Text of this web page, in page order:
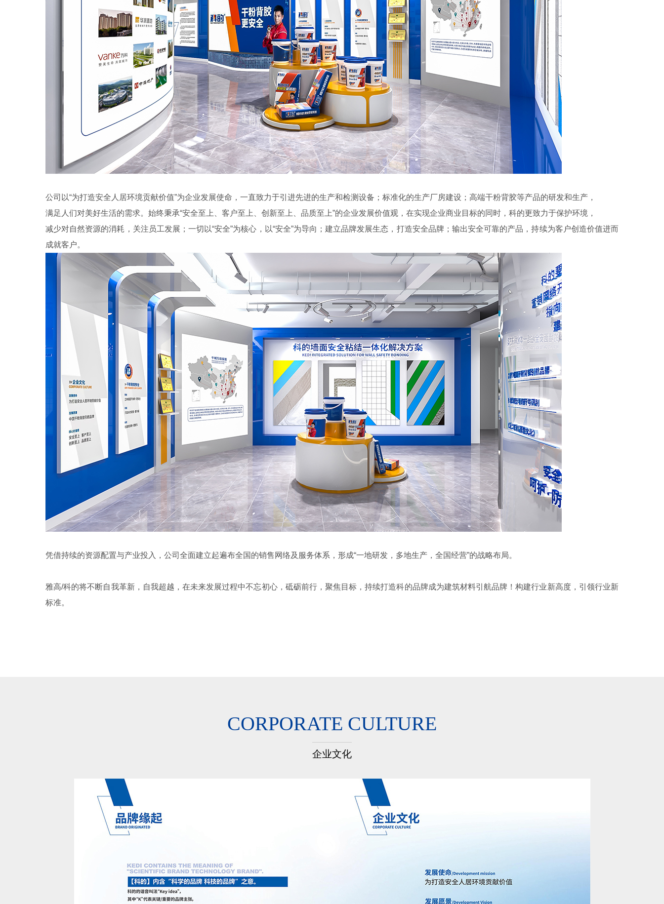
公司以“为打造安全人居环境贡献价值”为企业发展使命，一直致力于引进先进的生产和检测设备；标准化的生产厂房建设；高端干粉背胶等产品的研发和生产，
满足人们对美好生活的需求。始终秉承“安全至上、客户至上、创新至上、品质至上”的企业发展价值观，在实现企业商业目标的同时，科的更致力于保护环境，
减少对自然资源的消耗，关注员工发展；一切以“安全”为核心，以“安全”为导向；建立品牌发展生态，打造安全品牌；输出安全可靠的产品，持续为客户创造价值进而
成就客户。
凭借持续的资源配置与产业投入，公司全面建立起遍布全国的销售网络及服务体系，形成“一地研发，多地生产，全国经营”的战略布局。
雅高/科的将不断自我革新，自我超越，在未来发展过程中不忘初心，砥砺前行，聚焦目标，持续打造科的品牌成为建筑材料引航品牌！构建行业新高度，引领行业新
标准。
CORPORATE CULTURE
企业文化